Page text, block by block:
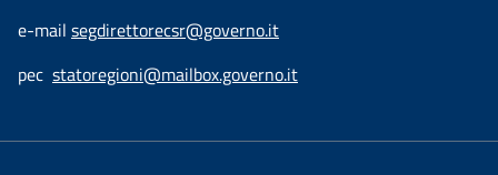
e-mail segdirettorecsr@governo.it
pec statoregioni@mailbox.governo.it